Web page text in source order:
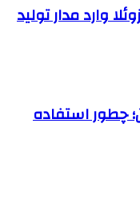
وارد مدار تولید
چطور استفاده